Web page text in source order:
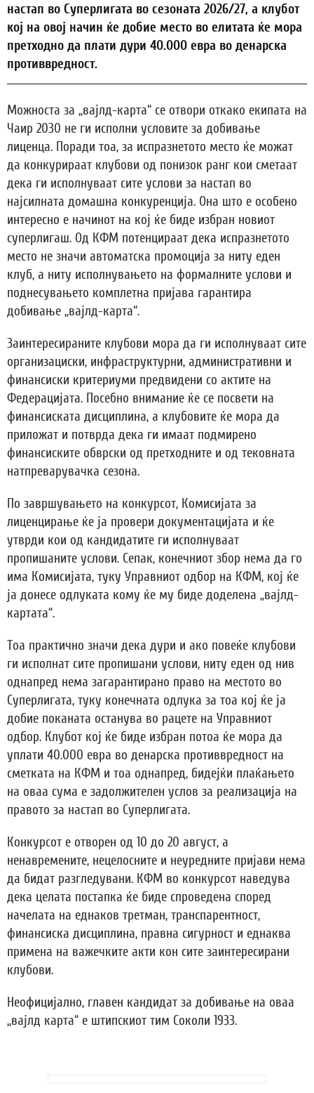
настап во Суперлигата во сезоната 2026/27, а клубот
кој на овој начин ќе добие место во елитата ќе мора
претходно да плати дури 40.000 евра во денарска
противвредност.
Можноста за „вајлд-карта“ се отвори откако екипата на
Чаир 2030 не ги исполни условите за добивање
лиценца. Поради тоа, за испразнетото место ќе можат
да конкурираат клубови од понизок ранг кои сметаат
дека ги исполнуваат сите услови за настап во
најсилната домашна конкуренција. Она што е особено
интересно е начинот на кој ќе биде избран новиот
суперлигаш. Од КФМ потенцираат дека испразнетото
место не значи автоматска промоција за ниту еден
клуб, а ниту исполнувањето на формалните услови и
поднесувањето комплетна пријава гарантира
добивање „вајлд-карта“.
Заинтересираните клубови мора да ги исполнуваат сите
организациски, инфраструктурни, административни и
финансиски критериуми предвидени со актите на
Федерацијата. Посебно внимание ќе се посвети на
финансиската дисциплина, а клубовите ќе мора да
приложат и потврда дека ги имаат подмирено
финансиските обврски од претходните и од тековната
натпреварувачка сезона.
По завршувањето на конкурсот, Комисијата за
лиценцирање ќе ја провери документацијата и ќе
утврди кои од кандидатите ги исполнуваат
пропишаните услови. Сепак, конечниот збор нема да го
има Комисијата, туку Управниот одбор на КФМ, кој ќе
ја донесе одлуката кому ќе му биде доделена „вајлд-
картата“.
Тоа практично значи дека дури и ако повеќе клубови
ги исполнат сите пропишани услови, ниту еден од нив
однапред нема загарантирано право на местото во
Суперлигата, туку конечната одлука за тоа кој ќе ја
добие поканата останува во рацете на Управниот
одбор. Клубот кој ќе биде избран потоа ќе мора да
уплати 40.000 евра во денарска противвредност на
сметката на КФМ и тоа однапред, бидејќи плаќањето
на оваа сума е задолжителен услов за реализација на
правото за настап во Суперлигата.
Конкурсот е отворен од 10 до 20 август, а
ненавремените, нецелосните и неуредните пријави нема
да бидат разгледувани. КФМ во конкурсот наведува
дека целата постапка ќе биде спроведена според
начелата на еднаков третман, транспарентност,
финансиска дисциплина, правна сигурност и еднаква
примена на важечките акти кон сите заинтересирани
клубови.
Неофицијално, главен кандидат за добивање на оваа
„вајлд карта“ е штипскиот тим Соколи 1933.